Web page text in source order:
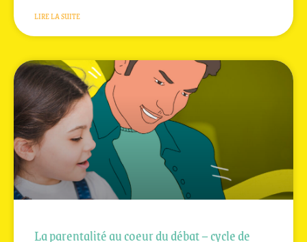
LIRE LA SUITE
La parentalité au coeur du débat – cycle de